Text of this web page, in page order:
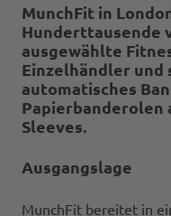
MunchFit in
Hunderttausende
ausgewählte
Einzelhändler und
automatisches
Papierbanderolen
Sleeves.
Ausgangslage
MunchFit bereitet in